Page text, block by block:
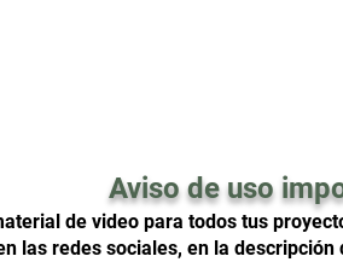
Aviso de uso
de video para todos tus
las redes sociales, en la